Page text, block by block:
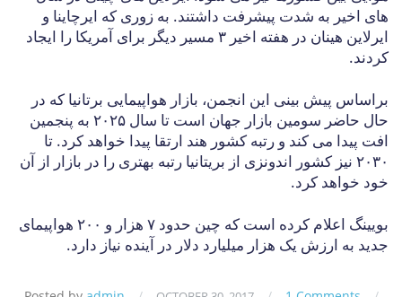
های اخیر به شدت پیشرفت داشتند. به زوری که ایرچاینا و
ایرلاین هینان در هفته اخیر ۳ مسیر دیگر برای آمریکا را ایجاد
کردند.
براساس پیش بینی این انجمن، بازار هواپیمایی برتانیا که در
حال حاضر سومین بازار جهان است تا سال ۲۰۲۵ به پنجمین
افت پیدا می کند و رتبه کشور هند ارتقا پیدا خواهد کرد. تا
۲۰۳۰ نیز کشور اندونزی از بریتانیا رتبه بهتری را در بازار از آن
خود خواهد کرد.
بویینگ اعلام کرده است که چین حدود ۷ هزار و ۲۰۰ هواپیمای
جدید به ارزش یک هزار میلیارد دلار در آینده نیاز دارد.